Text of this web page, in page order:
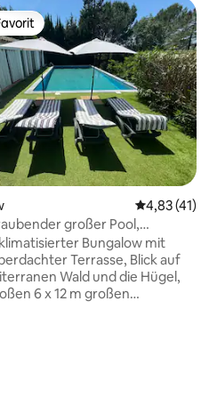
4,79 von 5, 180
4,83 (41)
großer Pool,
und Klimaanlage
Bungalow mit
Terrasse, Blick auf
Wald und die Hügel,
6 x 12 m großen